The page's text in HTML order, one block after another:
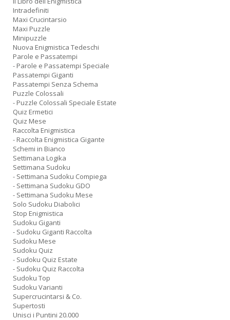
Intradefiniti
Maxi Crucintarsio
Maxi Puzzle
Minipuzzle
Nuova Enigmistica Tedeschi
Parole e Passatempi
- Parole e Passatempi Speciale
Passatempi Giganti
Passatempi Senza Schema
Puzzle Colossali
- Puzzle Colossali Speciale Estate
Quiz Ermetici
Quiz Mese
Raccolta Enigmistica
- Raccolta Enigmistica Gigante
Schemi in Bianco
Settimana Logika
Settimana Sudoku
- Settimana Sudoku Compiega
- Settimana Sudoku GDO
- Settimana Sudoku Mese
Solo Sudoku Diabolici
Stop Enigmistica
Sudoku Giganti
- Sudoku Giganti Raccolta
Sudoku Mese
Sudoku Quiz
- Sudoku Quiz Estate
- Sudoku Quiz Raccolta
Sudoku Top
Sudoku Varianti
Supercrucintarsi & Co.
Supertosti
Unisci i Puntini 20.000